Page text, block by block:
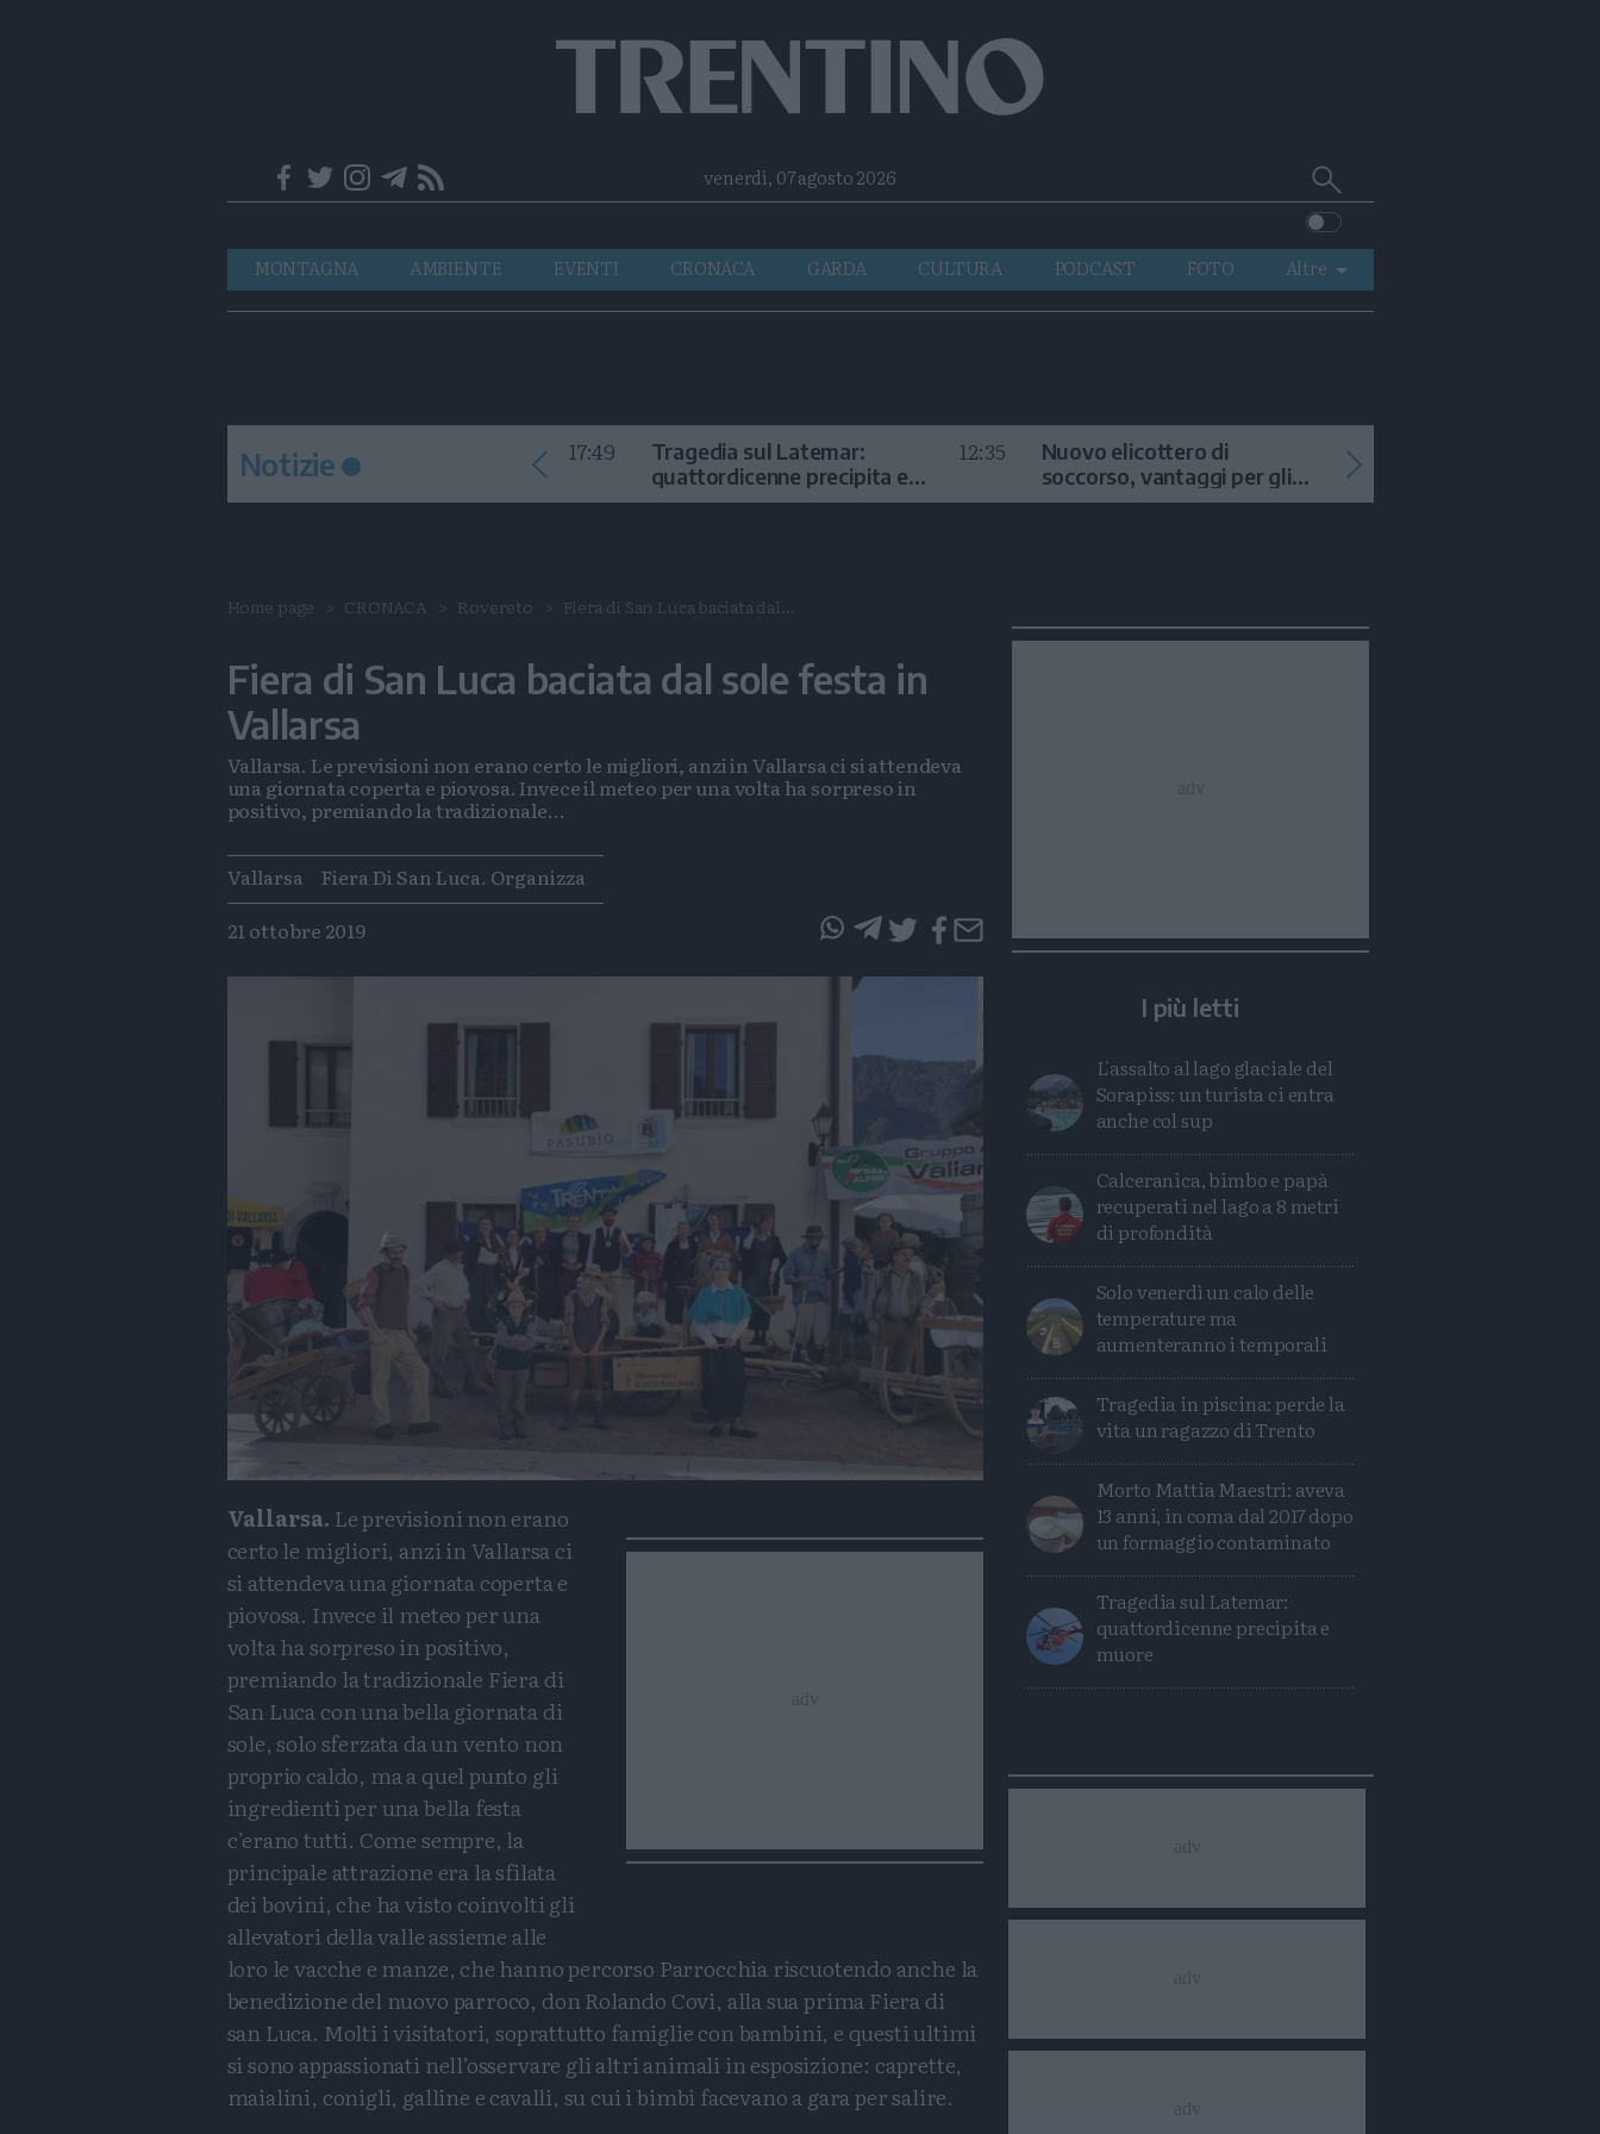
Telegram
RSSvenerdì, 07 agosto 2026 Cerca
su
Trentino
Navigazione
principale
MONTAGNA AMBIENTE EVENTI CRONACA GARDA CULTURA PODCAST FOTO
Altre
VIDEO
Notizie 17:49
Tragedia sul Latemar:
quattordicenne precipita e
muore
12:35
Nuovo elicottero di
soccorso, vantaggi per gli
interventi in alta quota
Home page CRONACA Rovereto Fiera di San Luca baciata dal...
Fiera di San Luca baciata dal sole festa in
Vallarsa
Vallarsa. Le previsioni non erano certo le migliori, anzi in Vallarsa ci si attendeva
una giornata coperta e piovosa. Invece il meteo per una volta ha sorpreso in
positivo, premiando la tradizionale...
Tags
Vallarsa
Fiera Di San Luca. Organizza
21 ottobre 2019
articoloarticolo
Vallarsa. Le previsioni non erano
certo le migliori, anzi in Vallarsa ci
si attendeva una giornata coperta e
piovosa. Invece il meteo per una
volta ha sorpreso in positivo,
premiando la tradizionale Fiera di
San Luca con una bella giornata di
sole, solo sferzata da un vento non
proprio caldo, ma a quel punto gli
ingredienti per una bella festa
c’erano tutti. Come sempre, la
principale attrazione era la sfilata
dei bovini, che ha visto coinvolti gli
allevatori della valle assieme alle
loro le vacche e manze, che hanno percorso Parrocchia riscuotendo anche la
benedizione del nuovo parroco, don Rolando Covi, alla sua prima Fiera di
san Luca. Molti i visitatori, soprattutto famiglie con bambini, e questi ultimi
si sono appassionati nell’osservare gli altri animali in esposizione: caprette,
maialini, conigli, galline e cavalli, su cui i bimbi facevano a gara per salire.
I più letti
L'assalto al lago glaciale del
Sorapiss: un turista ci entra
anche col sup
Calceranica, bimbo e papà
recuperati nel lago a 8 metri
di profondità
Solo venerdì un calo delle
temperature ma
aumenteranno i temporali
Tragedia in piscina: perde la
vita un ragazzo di Trento
Morto Mattia Maestri: aveva
13 anni, in coma dal 2017 dopo
un formaggio contaminato
Tragedia sul Latemar:
quattordicenne precipita e
muore